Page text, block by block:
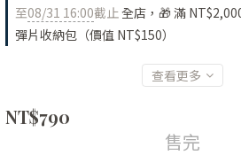
至08/31 16:00截止全店，🎁 滿
彈片收納包（價值 NT$150）
查看更多
NT$790
售完